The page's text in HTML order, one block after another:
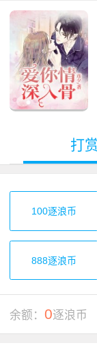
打
100逐浪币
888逐浪币
余额： 0逐浪币